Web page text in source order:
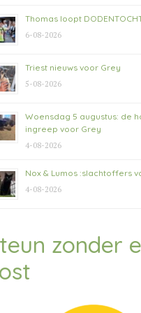
Thomas loopt
6-08-2026
Triest nieuws voor Grey
5-08-2026
Woensdag 5 augustus: de
ingreep voor Grey
4-08-2026
Nox & Lumos :slachtoffers
4-08-2026
zonder